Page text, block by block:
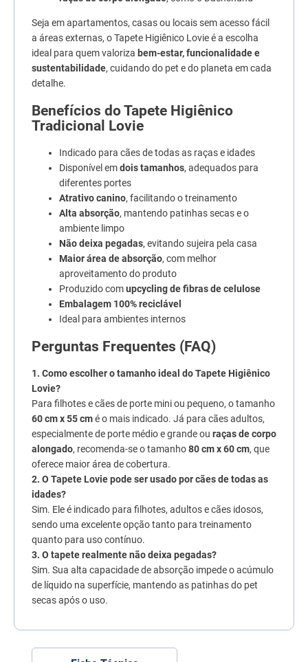
Seja em apartamentos, casas ou locais sem acesso fácil
a áreas externas, o Tapete Higiênico Lovie é a escolha
ideal para quem valoriza bem-estar, funcionalidade e
sustentabilidade, cuidando do pet e do planeta em cada
detalhe.
Benefícios do Tapete Higiênico
Tradicional Lovie
Indicado para cães de todas as raças e idades
Disponível emdois tamanhos, adequados para
diferentes portes
Atrativo canino, facilitando o treinamento
Alta absorção, mantendo patinhas secas e o
ambiente limpo
Não deixa pegadas, evitando sujeira pela casa
Maior área de absorção, com melhor
aproveitamento do produto
Produzido comupcycling de fibras de celulose
Embalagem 100% reciclável
Ideal para ambientes internos
Perguntas Frequentes (FAQ)
1. Como escolher o tamanho ideal do Tapete Higiênico
Lovie?
Para filhotes e cães de porte mini ou pequeno, o tamanho
60 cm x 55 cmé o mais indicado. Já para cães adultos,
especialmente de porte médio e grande ou raças de corpo
alongado, recomenda-se o tamanho80 cm x 60 cm, que
oferece maior área de cobertura.
2. O Tapete Lovie pode ser usado por cães de todas as
idades?
Sim. Ele é indicado para filhotes, adultos e cães idosos,
sendo uma excelente opção tanto para treinamento
quanto para uso contínuo.
3. O tapete realmente não deixa pegadas?
Sim. Sua alta capacidade de absorção impede o acúmulo
de líquido na superfície, mantendo as patinhas do pet
secas após o uso.